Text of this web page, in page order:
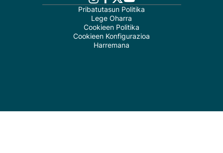
Pribatutasun Politika
Lege Oharra
Cookieen Politika
Cookieen Konfigurazioa
Harremana